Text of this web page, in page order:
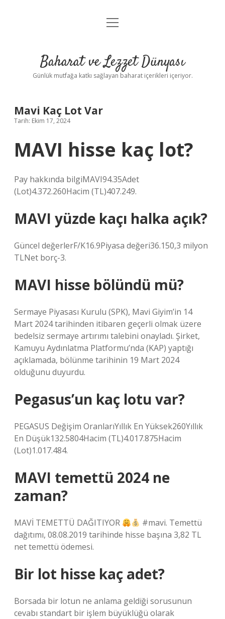
Anasayfa
Yasal Uyarı
menüyü
Baharat ve Lezzet Dünyası
Günlük mutfağa katkı sağlayan baharat içerikleri içeriyor.
Mavi Kaç Lot Var
Tarih: Ekim 17, 2024
MAVI hisse kaç lot?
Pay hakkında bilgiMAVI94.35Adet
(Lot)4.372.260Hacim (TL)407.249.
MAVI yüzde kaçı halka açık?
Güncel değerlerF/K16.9Piyasa değeri36.150,3 milyon
TLNet borç-3.
MAVI hisse bölündü mü?
Sermaye Piyasası Kurulu (SPK), Mavi Giyim’in 14
Mart 2024 tarihinden itibaren geçerli olmak üzere
bedelsiz sermaye artırımı talebini onayladı. Şirket,
Kamuyu Aydınlatma Platformu’nda (KAP) yaptığı
açıklamada, bölünme tarihinin 19 Mart 2024
olduğunu duyurdu.
Pegasus’un kaç lotu var?
PEGASUS Değişim OranlarıYıllık En Yüksek260Yıllık
En Düşük132.5804Hacim (TL)4.017.875Hacim
(Lot)1.017.484.
MAVI temettü 2024 ne
zaman?
MAVİ TEMETTÜ DAĞITIYOR
#mavi. Temettü
dağıtımı, 08.08.2019 tarihinde hisse başına 3,82 TL
net temettü ödemesi.
Bir lot hisse kaç adet?
Borsada bir lotun ne anlama geldiği sorusunun
cevabı standart bir işlem büyüklüğü olarak